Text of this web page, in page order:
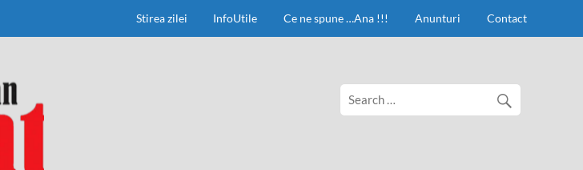
Stirea zilei InfoUtile Ce ne spune …Ana !!! Anunturi Contact